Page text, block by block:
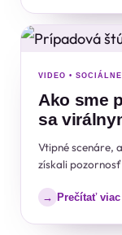
VIDEO •
Ako sme
sa
Vtipné scenáre,
získali
→ Prečítať viac